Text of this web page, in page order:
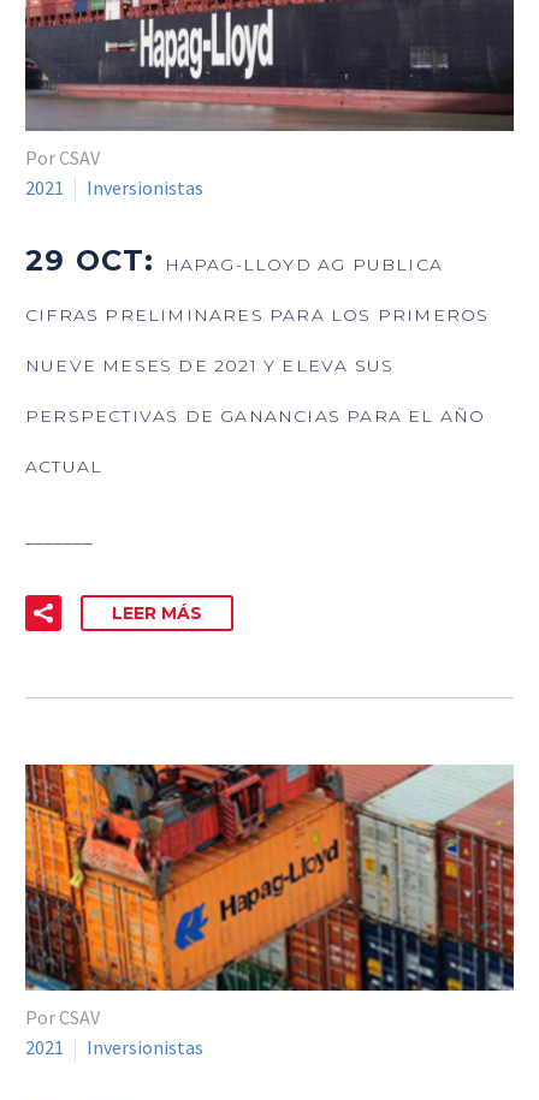
Por CSAV
2021
Inversionistas
29 OCT: HAPAG-LLOYD AG PUBLICA
CIFRAS PRELIMINARES PARA LOS PRIMEROS
NUEVE MESES DE 2021 Y ELEVA SUS
PERSPECTIVAS DE GANANCIAS PARA EL AÑO
ACTUAL
LEER MÁS
Por CSAV
2021
Inversionistas